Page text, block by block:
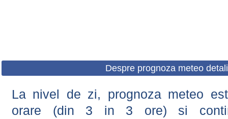
Despre prognoza meteo
La nivel de zi, prognoza meteo
orare (din 3 in 3 ore) si